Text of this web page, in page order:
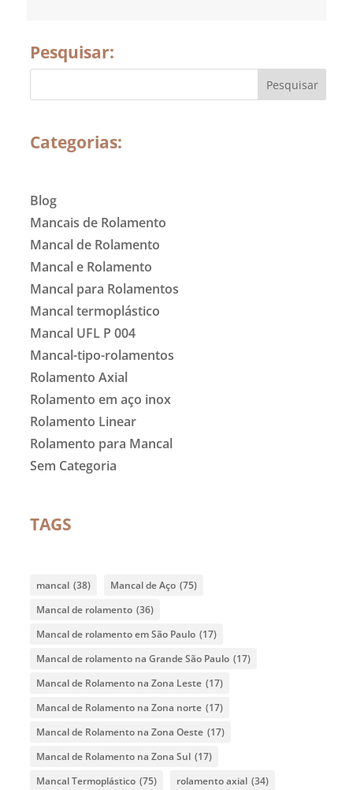
Pesquisar:
Categorias:
Blog
Mancais de Rolamento
Mancal de Rolamento
Mancal e Rolamento
Mancal para Rolamentos
Mancal termoplástico
Mancal UFL P 004
Mancal-tipo-rolamentos
Rolamento Axial
Rolamento em aço inox
Rolamento Linear
Rolamento para Mancal
Sem Categoria
TAGS
mancal (38) Mancal de Aço (75)
Mancal de rolamento (36)
Mancal de rolamento em São Paulo (17)
Mancal de rolamento na Grande São Paulo (17)
Mancal de Rolamento na Zona Leste (17)
Mancal de Rolamento na Zona norte (17)
Mancal de Rolamento na Zona Oeste (17)
Mancal de Rolamento na Zona Sul (17)
Mancal Termoplástico (75) rolamento axial (34)